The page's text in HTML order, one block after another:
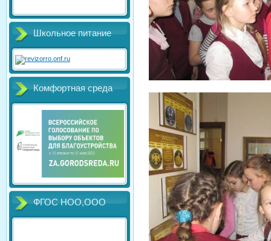
Школьное питание
Комфортная среда
ФГОС НОО,ООО